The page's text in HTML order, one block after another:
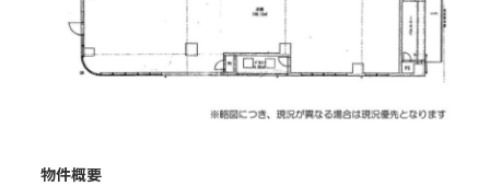
物件概要